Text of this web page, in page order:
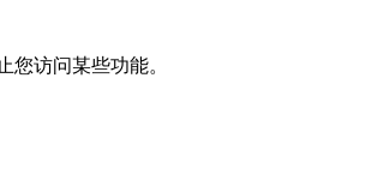
您访问某些功能。